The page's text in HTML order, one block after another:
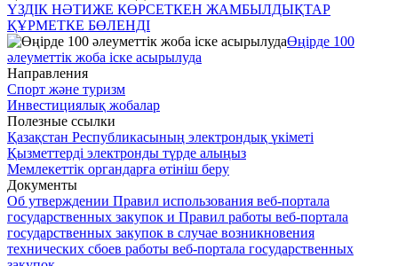
ҮЗДІК НӘТИЖЕ КӨРСЕТКЕН ЖАМБЫЛДЫҚТАР
ҚҰРМЕТКЕ БӨЛЕНДІ
Өңірде 100
әлеуметтік жоба іске асырылуда
Направления
Спорт және туризм
Инвестициялық жобалар
Полезные ссылки
Қазақстан Республикасының электрондық үкіметі
Қызметтерді электронды түрде алыңыз
Мемлекеттік органдарға өтініш беру
Документы
Об утверждении Правил использования веб-портала
государственных закупок и Правил работы веб-портала
государственных закупок в случае возникновения
технических сбоев работы веб-портала государственных